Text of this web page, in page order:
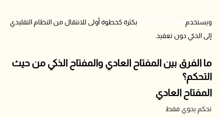
ويستخدم
بكثرة كخطوة أولى للانتقال من النظام التقليدي
إلى الذكي دون تعقيد.
ما الفرق بين المفتاح العادي والمفتاح الذكي من حيث
التحكم؟
المفتاح العادي
تحكم يدوي فقط